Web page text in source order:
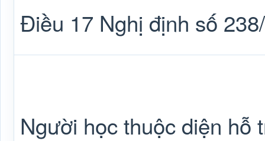
Điều 17 Nghị định số
Người học thuộc diện hỗ